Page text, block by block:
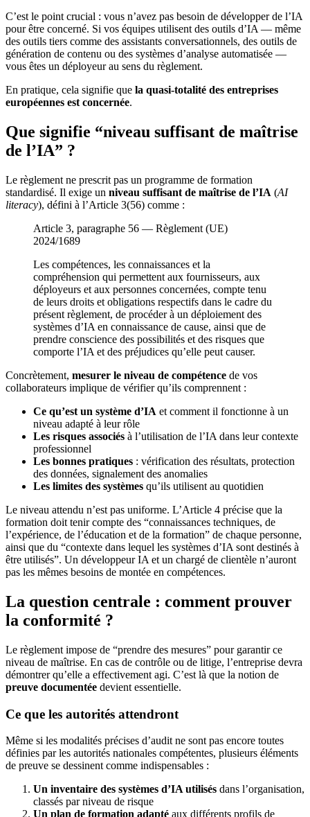
C’est le point crucial : vous n’avez pas besoin de développer de l’IA
pour être concerné. Si vos équipes utilisent des outils d’IA — même
des outils tiers comme des assistants conversationnels, des outils de
génération de contenu ou des systèmes d’analyse automatisée —
vous êtes un déployeur au sens du règlement.
En pratique, cela signifie que la quasi-totalité des entreprises
européennes est concernée.
Que signifie “niveau suffisant de maîtrise
de l’IA” ?
Le règlement ne prescrit pas un programme de formation
standardisé. Il exige un niveau suffisant de maîtrise de l’IA (AI
literacy), défini à l’Article 3(56) comme :
Article 3, paragraphe 56 — Règlement (UE)
2024/1689
Les compétences, les connaissances et la
compréhension qui permettent aux fournisseurs, aux
déployeurs et aux personnes concernées, compte tenu
de leurs droits et obligations respectifs dans le cadre du
présent règlement, de procéder à un déploiement des
systèmes d’IA en connaissance de cause, ainsi que de
prendre conscience des possibilités et des risques que
comporte l’IA et des préjudices qu’elle peut causer.
Concrètement, mesurer le niveau de compétence de vos
collaborateurs implique de vérifier qu’ils comprennent :
Ce qu’est un système d’IA et comment il fonctionne à un
niveau adapté à leur rôle
Les risques associés à l’utilisation de l’IA dans leur contexte
professionnel
Les bonnes pratiques : vérification des résultats, protection
des données, signalement des anomalies
Les limites des systèmes qu’ils utilisent au quotidien
Le niveau attendu n’est pas uniforme. L’Article 4 précise que la
formation doit tenir compte des “connaissances techniques, de
l’expérience, de l’éducation et de la formation” de chaque personne,
ainsi que du “contexte dans lequel les systèmes d’IA sont destinés à
être utilisés”. Un développeur IA et un chargé de clientèle n’auront
pas les mêmes besoins de montée en compétences.
La question centrale : comment prouver
la conformité ?
Le règlement impose de “prendre des mesures” pour garantir ce
niveau de maîtrise. En cas de contrôle ou de litige, l’entreprise devra
démontrer qu’elle a effectivement agi. C’est là que la notion de
preuve documentée devient essentielle.
Ce que les autorités attendront
Même si les modalités précises d’audit ne sont pas encore toutes
définies par les autorités nationales compétentes, plusieurs éléments
de preuve se dessinent comme indispensables :
Un inventaire des systèmes d’IA utilisés dans l’organisation,
classés par niveau de risque
Un plan de formation adapté aux différents profils de